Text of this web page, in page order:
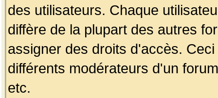
des utilisateurs. Chaque
diffère de la plupart des autres
assigner des droits d'accès.
différents modérateurs d'un
etc.